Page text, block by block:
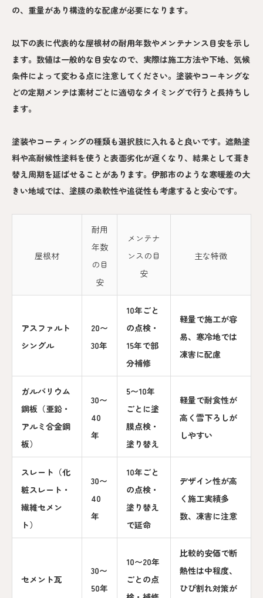
の、重量があり構造的な配慮が必要になります。
以下の表に代表的な屋根材の耐用年数やメンテナンス目安を示し
ます。数値は一般的な目安なので、実際は施工方法や下地、気候
条件によって変わる点に注意してください。塗装やコーキングな
どの定期メンテは素材ごとに適切なタイミングで行うと長持ちし
ます。
塗装やコーティングの種類も選択肢に入れると良いです。遮熱塗
料や高耐候性塗料を使うと表面劣化が遅くなり、結果として葺き
替え周期を延ばせることがあります。伊那市のような寒暖差の大
きい地域では、塗膜の柔軟性や追従性も考慮すると安心です。
屋根材
耐用
年数
の目
安
メンテナ
ンスの目
安
主な特徴
アスファルト
シングル
20〜
30年
10年ごと
の点検・
15年で部
分補修
軽量で施工が容
易、寒冷地では
凍害に配慮
ガルバリウム
鋼板（亜鉛・
アルミ合金鋼
板）
30〜
40
年
5〜10年
ごとに塗
膜点検・
塗り替え
軽量で耐食性が
高く雪下ろしが
しやすい
スレート（化
粧スレート・
繊維セメン
ト）
30〜
40
年
10年ごと
の点検・
塗り替え
で延命
デザイン性が高
く施工実績多
数、凍害に注意
セメント瓦
30〜
50年
10〜20年
ごとの点
比較的安価で断
熱性は中程度、
ひび割れ対策が